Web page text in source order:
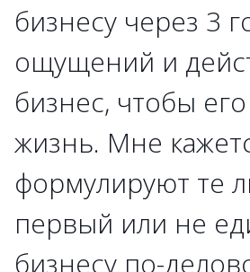
бизнесу через 3
ощущений и
бизнес, чтобы
жизнь. Мне
формулируют те
первый или не
бизнесу по-